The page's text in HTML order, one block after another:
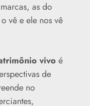
as do
vê e ele nos vê
vivo é
de
no